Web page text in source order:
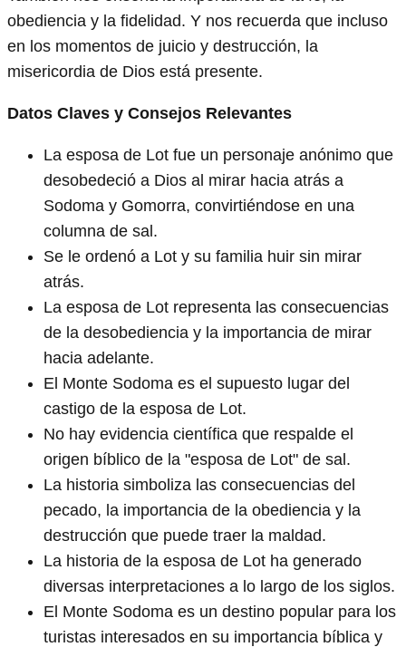
obediencia y la fidelidad. Y nos recuerda que incluso
en los momentos de juicio y destrucción, la
misericordia de Dios está presente.
Datos Claves y Consejos Relevantes
La esposa de Lot fue un personaje anónimo que
desobedeció a Dios al mirar hacia atrás a
Sodoma y Gomorra, convirtiéndose en una
columna de sal.
Se le ordenó a Lot y su familia huir sin mirar
atrás.
La esposa de Lot representa las consecuencias
de la desobediencia y la importancia de mirar
hacia adelante.
El Monte Sodoma es el supuesto lugar del
castigo de la esposa de Lot.
No hay evidencia científica que respalde el
origen bíblico de la "esposa de Lot" de sal.
La historia simboliza las consecuencias del
pecado, la importancia de la obediencia y la
destrucción que puede traer la maldad.
La historia de la esposa de Lot ha generado
diversas interpretaciones a lo largo de los siglos.
El Monte Sodoma es un destino popular para los
turistas interesados en su importancia bíblica y